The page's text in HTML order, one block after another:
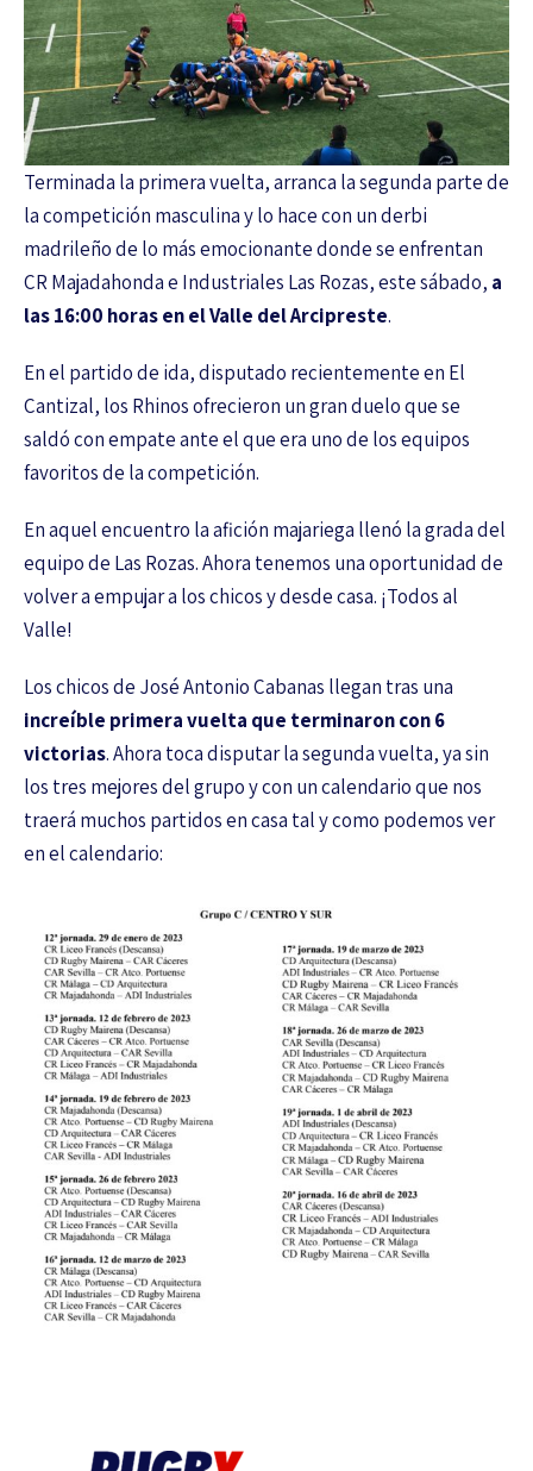
Terminada la primera vuelta, arranca la segunda parte de
la competición masculina y lo hace con un derbi
madrileño de lo más emocionante donde se enfrentan
CR Majadahonda e Industriales Las Rozas, este sábado, a
las 16:00 horas en el Valle del Arcipreste.
En el partido de ida, disputado recientemente en El
Cantizal, los Rhinos ofrecieron un gran duelo que se
saldó con empate ante el que era uno de los equipos
favoritos de la competición.
En aquel encuentro la afición majariega llenó la grada del
equipo de Las Rozas. Ahora tenemos una oportunidad de
volver a empujar a los chicos y desde casa. ¡Todos al
Valle!
Los chicos de José Antonio Cabanas llegan tras una
increíble primera vuelta que terminaron con 6
victorias. Ahora toca disputar la segunda vuelta, ya sin
los tres mejores del grupo y con un calendario que nos
traerá muchos partidos en casa tal y como podemos ver
en el calendario: